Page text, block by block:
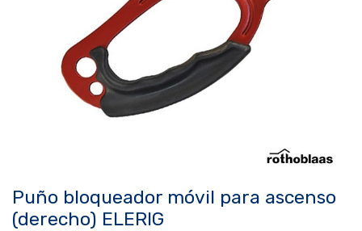
Puño bloqueador móvil para ascenso
(derecho) ELERIG